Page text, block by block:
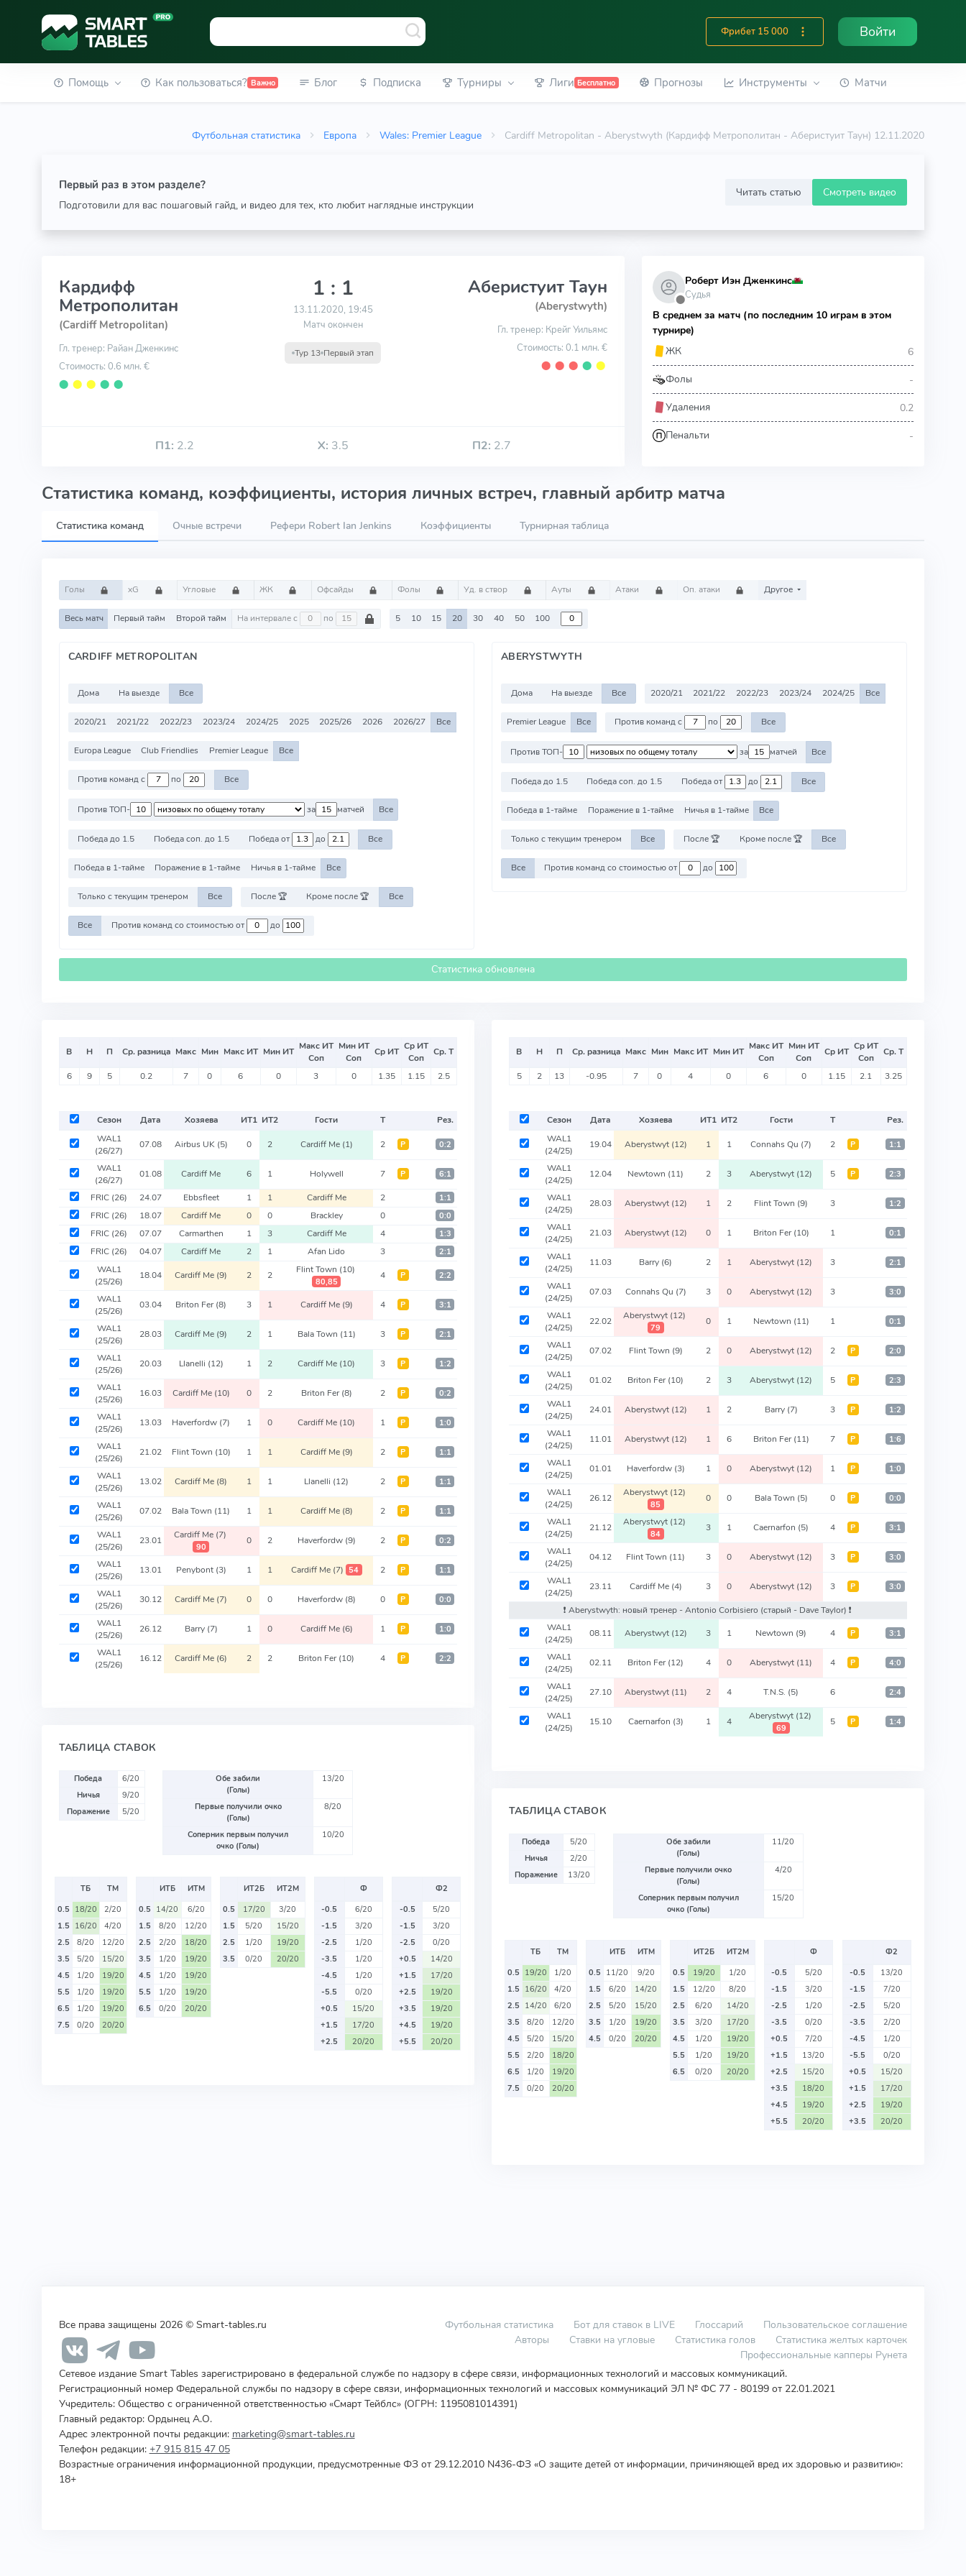
Фрибет 15 000 Войти
Помощь Как пользоваться? Важно Блог Подписка Турниры Лиги Бесплатно Прогнозы Инструменты Матчи
Футбольная статистика Европа Wales: Premier League Cardiff Metropolitan - Aberystwyth (Кардифф Метрополитан - Аберистуит Таун) 12.11.2020
Первый раз в этом разделе?
Подготовили для вас пошаговый гайд, и видео для тех, кто любит наглядные инструкции
Читать статью Смотреть видео
Кардифф
Метрополитан
(Cardiff Metropolitan)
Гл. тренер: Райан Дженкинс
Стоимость: 0.6 млн. €
⬤ ⬤ ⬤ ⬤ ⬤
1 : 1
13.11.2020, 19:45
Матч окончен
Тур 13 Первый этап
Аберистуит Таун
(Aberystwyth)
Гл. тренер: Крейг Уильямс
Стоимость: 0.1 млн. €
⬤ ⬤ ⬤ ⬤ ⬤
П1: 2.2 Х: 3.5 П2: 2.7
⬤
Роберт Иэн Дженкинс
Судья
В среднем за матч (по последним 10 играм в этом
турнире)
ЖК
6
Фолы -
Удаления 0.2
Пенальти -
Статистика команд, коэффициенты, история личных встреч, главный арбитр матча
Статистика команд Очные встречи Рефери Robert Ian Jenkins Коэффициенты Турнирная таблица
Голы xG Угловые ЖК Офсайды Фолы Уд. в створ Ауты Атаки Оп. атаки Другое
Весь матч Первый тайм Второй тайм На интервале с по 5 10 15 20 30 40 50 100
CARDIFF METROPOLITAN
Дома На выезде Все
2020/21 2021/22 2022/23 2023/24 2024/25 2025 2025/26 2026 2026/27 Все
Europa League Club Friendlies Premier League Все
Против команд с по Все
Против ТОП- за матчей Все
Победа до 1.5 Победа соп. до 1.5 Победа от до Все
Победа в 1-тайме Поражение в 1-тайме Ничья в 1-тайме Все
Только с текущим тренером Все После 🏆 Кроме после 🏆 Все
Все Против команд со стоимостью от до
ABERYSTWYTH
Дома На выезде Все 2020/21 2021/22 2022/23 2023/24 2024/25 Все
Premier League Все Против команд с по Все
Против ТОП- за матчей Все
Победа до 1.5 Победа соп. до 1.5 Победа от до Все
Победа в 1-тайме Поражение в 1-тайме Ничья в 1-тайме Все
Только с текущим тренером Все После 🏆 Кроме после 🏆 Все
Все Против команд со стоимостью от до
Статистика обновлена
В Н П Ср. разница Макс Мин Макс ИТ Мин ИТ Макс ИТ
Соп
Мин ИТ
Соп
Ср ИТ Ср ИТ
Соп
Ср. Т
6 9 5 0.2 7 0 6 0 3 0 1.35 1.15 2.5
Сезон Дата Хозяева ИТ1 ИТ2 Гости Т
Рез.
WAL1
(26/27)
07.08 Airbus UK (5) 0 2 Cardiff Me (1) 2 Р 0:2
WAL1
(26/27)
01.08 Cardiff Me 6 1 Holywell 7 Р 6:1
FRIC (26) 24.07 Ebbsfleet 1 1 Cardiff Me 2 1:1
FRIC (26) 18.07 Cardiff Me 0 0 Brackley 0 0:0
FRIC (26) 07.07 Carmarthen 1 3 Cardiff Me 4 1:3
FRIC (26) 04.07 Cardiff Me 2 1 Afan Lido 3 2:1
WAL1
(25/26)
18.04 Cardiff Me (9) 2 2 Flint Town (10)
80,85
4 Р 2:2
WAL1
(25/26)
03.04 Briton Fer(8) 3 1 Cardiff Me (9) 4 Р 3:1
WAL1
(25/26)
28.03 Cardiff Me (9) 2 1 Bala Town (11) 3 Р 2:1
WAL1
(25/26)
20.03 Llanelli (12) 1 2 Cardiff Me (10) 3 Р 1:2
WAL1
(25/26)
16.03 Cardiff Me (10) 0 2 Briton Fer(8) 2 Р 0:2
WAL1
(25/26)
13.03 Haverfordw (7) 1 0 Cardiff Me (10) 1 Р 1:0
WAL1
(25/26)
21.02 Flint Town (10) 1 1 Cardiff Me (9) 2 Р 1:1
WAL1
(25/26)
13.02 Cardiff Me (8) 1 1 Llanelli (12) 2 Р 1:1
WAL1
(25/26)
07.02 Bala Town (11) 1 1 Cardiff Me (8) 2 Р 1:1
WAL1
(25/26)
23.01 Cardiff Me (7)
90
0 2 Haverfordw (9) 2 Р 0:2
WAL1
(25/26)
13.01 Penybont (3) 1 1 Cardiff Me (7) 54 2 Р 1:1
WAL1
(25/26)
30.12 Cardiff Me (7) 0 0 Haverfordw (8) 0 Р 0:0
WAL1
(25/26)
26.12 Barry (7) 1 0 Cardiff Me (6) 1 Р 1:0
WAL1
(25/26)
16.12 Cardiff Me (6) 2 2 Briton Fer(10) 4 Р 2:2
ТАБЛИЦА СТАВОК
Победа
6/20
Ничья
9/20
Поражение
5/20
Обе забили
(Голы)
13/20
Первые получили очко
(Голы)
8/20
Соперник первым получил
очко (Голы)
10/20
ТБ
ТМ
0.5 18/20
2/20
1.5 16/20
4/20
2.5
8/20
12/20
3.5
5/20
15/20
4.5
1/20
19/20
5.5
1/20
19/20
6.5
1/20
19/20
7.5
0/20 20/20
ИТБ
ИТМ
0.5 14/20
6/20
1.5
8/20
12/20
2.5
2/20
18/20
3.5
1/20
19/20
4.5
1/20
19/20
5.5
1/20
19/20
6.5
0/20 20/20
ИТ2Б
ИТ2М
0.5
17/20
3/20
1.5
5/20
15/20
2.5
1/20
19/20
3.5
0/20 20/20
Ф
-0.5
6/20
-1.5
3/20
-2.5
1/20
-3.5
1/20
-4.5
1/20
-5.5
0/20
+0.5
15/20
+1.5
17/20
+2.5
20/20
Ф2
-0.5
5/20
-1.5
3/20
-2.5
0/20
+0.5
14/20
+1.5
17/20
+2.5
19/20
+3.5
19/20
+4.5
19/20
+5.5
20/20
В Н П Ср. разница Макс Мин Макс ИТ Мин ИТ Макс ИТ
Соп
Мин ИТ
Соп
Ср ИТ Ср ИТ
Соп
Ср. Т
5 2 13 -0.95 7 0 4 0 6 0 1.15 2.1 3.25
Сезон Дата Хозяева ИТ1 ИТ2 Гости Т
Рез.
WAL1
(24/25)
19.04 Aberystwyt (12) 1 1 Connahs Qu (7) 2 Р 1:1
WAL1
(24/25)
12.04 Newtown (11) 2 3 Aberystwyt (12) 5 Р 2:3
WAL1
(24/25)
28.03 Aberystwyt (12) 1 2 Flint Town (9) 3 1:2
WAL1
(24/25)
21.03 Aberystwyt (12) 0 1 Briton Fer(10) 1 0:1
WAL1
(24/25)
11.03 Barry (6) 2 1 Aberystwyt (12) 3 2:1
WAL1
(24/25)
07.03 Connahs Qu (7) 3 0 Aberystwyt (12) 3 3:0
WAL1
(24/25)
22.02 Aberystwyt (12)
79
0 1 Newtown (11) 1 0:1
WAL1
(24/25)
07.02 Flint Town (9) 2 0 Aberystwyt (12) 2 Р 2:0
WAL1
(24/25)
01.02 Briton Fer(10) 2 3 Aberystwyt (12) 5 Р 2:3
WAL1
(24/25)
24.01 Aberystwyt (12) 1 2 Barry (7) 3 Р 1:2
WAL1
(24/25)
11.01 Aberystwyt (12) 1 6 Briton Fer(11) 7 Р 1:6
WAL1
(24/25)
01.01 Haverfordw (3) 1 0 Aberystwyt (12) 1 Р 1:0
WAL1
(24/25)
26.12 Aberystwyt (12)
85
0 0 Bala Town (5) 0 Р 0:0
WAL1
(24/25)
21.12 Aberystwyt (12)
84
3 1 Caernarfon (5) 4 Р 3:1
WAL1
(24/25)
04.12 Flint Town (11) 3 0 Aberystwyt (12) 3 Р 3:0
WAL1
(24/25)
23.11 Cardiff Me (4) 3 0 Aberystwyt (12) 3 Р 3:0
❗️ Aberystwyth: новый тренер - Antonio Corbisiero (старый - Dave Taylor) ❗️
WAL1
(24/25)
08.11 Aberystwyt (12) 3 1 Newtown (9) 4 Р 3:1
WAL1
(24/25)
02.11 Briton Fer(12) 4 0 Aberystwyt (11) 4 Р 4:0
WAL1
(24/25)
27.10 Aberystwyt (11) 2 4 T.N.S. (5) 6 2:4
WAL1
(24/25)
15.10 Caernarfon (3) 1 4 Aberystwyt (12)
69
5 Р 1:4
ТАБЛИЦА СТАВОК
Победа
5/20
Ничья
2/20
Поражение
13/20
Обе забили
(Голы)
11/20
Первые получили очко
(Голы)
4/20
Соперник первым получил
очко (Голы)
15/20
ТБ
ТМ
0.5 19/20
1/20
1.5 16/20
4/20
2.5 14/20
6/20
3.5
8/20
12/20
4.5
5/20
15/20
5.5
2/20
18/20
6.5
1/20
19/20
7.5
0/20 20/20
ИТБ
ИТМ
0.5 11/20
9/20
1.5
6/20
14/20
2.5
5/20
15/20
3.5
1/20
19/20
4.5
0/20 20/20
ИТ2Б
ИТ2М
0.5
19/20
1/20
1.5
12/20
8/20
2.5
6/20
14/20
3.5
3/20
17/20
4.5
1/20
19/20
5.5
1/20
19/20
6.5
0/20 20/20
Ф
-0.5
5/20
-1.5
3/20
-2.5
1/20
-3.5
0/20
+0.5
7/20
+1.5
13/20
+2.5
15/20
+3.5
18/20
+4.5
19/20
+5.5
20/20
Ф2
-0.5
13/20
-1.5
7/20
-2.5
5/20
-3.5
2/20
-4.5
1/20
-5.5
0/20
+0.5
15/20
+1.5
17/20
+2.5
19/20
+3.5
20/20
Все права защищены 2026 © Smart-tables.ru Футбольная статистика Бот для ставок в LIVE Глоссарий
Пользовательское соглашение
Авторы
Ставки на угловые Статистика голов
Статистика желтых карточек
Профессиональные капперы Рунета
Сетевое издание Smart Tables зарегистрировано в федеральной службе по надзору в сфере связи, информационных технологий и массовых коммуникаций.
Регистрационный номер Федеральной службы по надзору в сфере связи, информационных технологий и массовых коммуникаций ЭЛ № ФС 77 - 80199 от 22.01.2021
Учредитель: Общество с ограниченной ответственностью «Смарт Тейблс» (ОГРН: 1195081014391)
Главный редактор: Ордынец А.О.
Адрес электронной почты редакции: marketing@smart-tables.ru
Телефон редакции: +7 915 815 47 05
Возрастные ограничения информационной продукции, предусмотренные ФЗ от 29.12.2010 N436-ФЗ «О защите детей от информации, причиняющей вред их здоровью и развитию»:
18+